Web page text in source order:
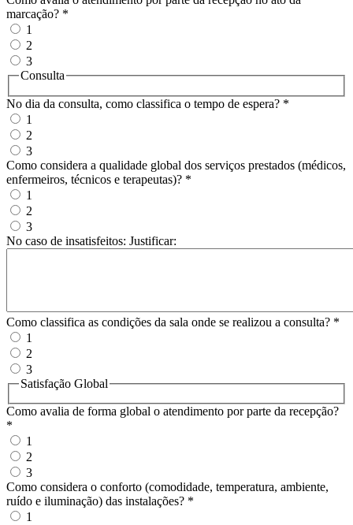
marcação? *
1
2
3
Consulta
No dia da consulta, como classifica o tempo de espera? *
1
2
3
Como considera a qualidade global dos serviços prestados (médicos,
enfermeiros, técnicos e terapeutas)? *
1
2
3
No caso de insatisfeitos: Justificar:
Como classifica as condições da sala onde se realizou a consulta? *
1
2
3
Satisfação Global
Como avalia de forma global o atendimento por parte da recepção?
*
1
2
3
Como considera o conforto (comodidade, temperatura, ambiente,
ruído e iluminação) das instalações? *
1